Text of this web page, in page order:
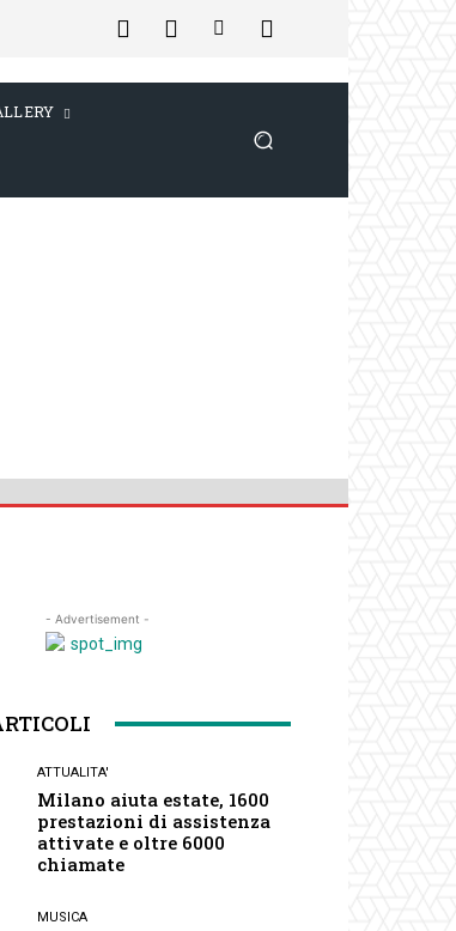
- Advertisement -
ATTUALITA'
Milano aiuta estate, 1600
prestazioni di assistenza
attivate e oltre 6000
chiamate
MUSICA